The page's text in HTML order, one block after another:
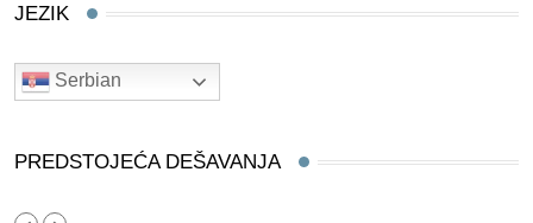
JEZIK
Serbian
PREDSTOJEĆA DEŠAVANJA